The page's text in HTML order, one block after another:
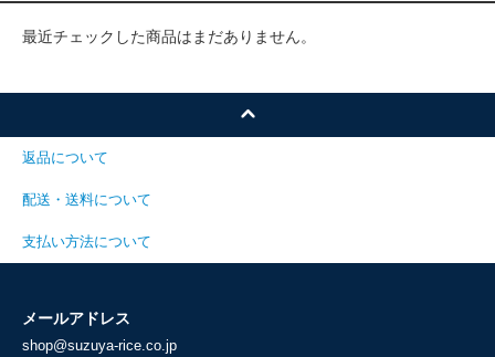
最近チェックした商品はまだありません。
返品について
配送・送料について
支払い方法について
メールアドレス
shop@suzuya-rice.co.jp